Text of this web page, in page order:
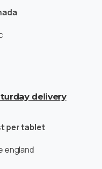
delivery
per tablet
england